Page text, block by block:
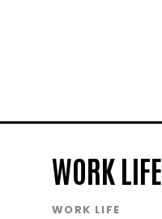
WORK LIFE
WORK LIFE